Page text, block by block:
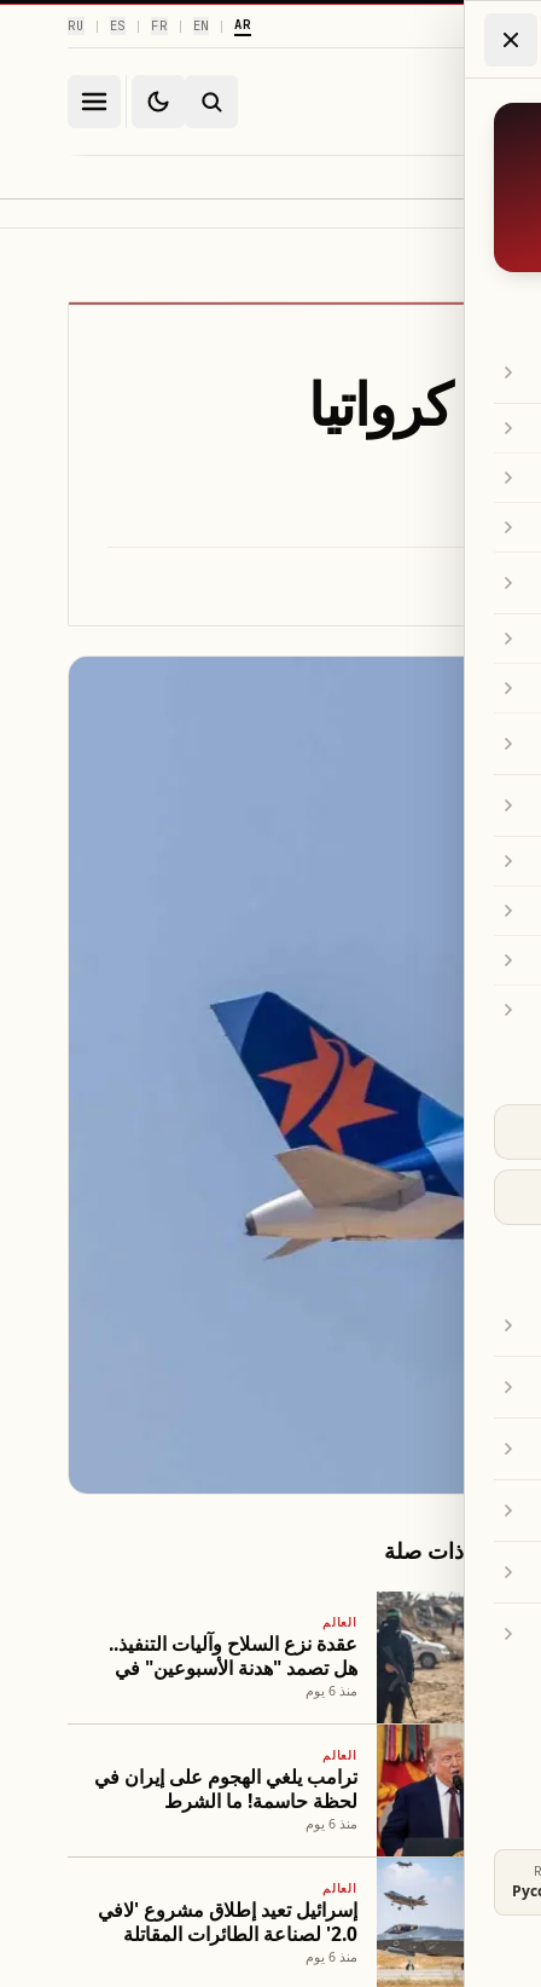
AR
|
EN
|
FR
|
ES
|
RU
كرواتيا
مقالات ذات صلة
العالم
عقدة نزع السلاح وآليات التنفيذ..
هل تصمد "هدنة الأسبوعين" في
غزة؟
منذ 6 يوم
العالم
ترامب يلغي الهجوم على إيران في
لحظة حاسمة! ما الشرط
المفاجئ؟
منذ 6 يوم
العالم
إسرائيل تعيد إطلاق مشروع 'لافي
2.0' لصناعة الطائرات المقاتلة
المحلية
منذ 6 يوم